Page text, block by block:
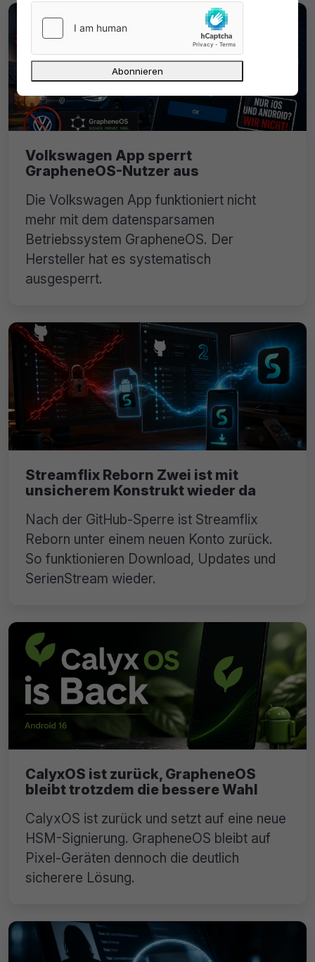
Volkswagen App sperrt
GrapheneOS-Nutzer aus
Die Volkswagen App funktioniert nicht
mehr mit dem datensparsamen
Betriebssystem GrapheneOS. Der
Hersteller hat es systematisch
ausgesperrt.
Streamflix Reborn Zwei ist mit
unsicherem Konstrukt wieder da
Nach der GitHub-Sperre ist Streamflix
Reborn unter einem neuen Konto zurück.
So funktionieren Download, Updates und
SerienStream wieder.
CalyxOS ist zurück, GrapheneOS
bleibt trotzdem die bessere Wahl
CalyxOS ist zurück und setzt auf eine neue
HSM-Signierung. GrapheneOS bleibt auf
Pixel-Geräten dennoch die deutlich
sicherere Lösung.